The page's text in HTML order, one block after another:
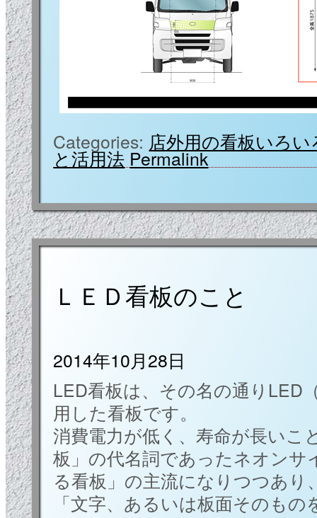
Categories: 店外用の看板いろい
と活用法 Permalink
ＬＥＤ看板のこと
2014年10月28日
LED看板は、その名の通りLED
用した看板です。
消費電力が低く、寿命が長いこ
板」の代名詞であったネオンサ
る看板」の主流になりつつあり
「文字、あるいは板面そのも